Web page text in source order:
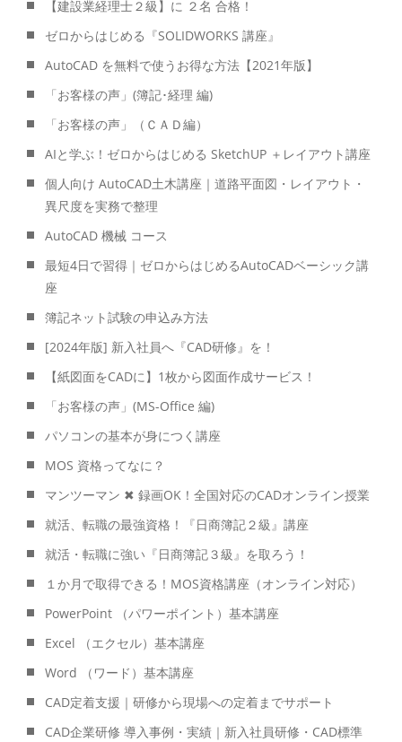
【建設業経理士２級】に ２名 合格！
ゼロからはじめる『SOLIDWORKS 講座』
AutoCAD を無料で使うお得な方法【2021年版】
「お客様の声」(簿記･経理 編)
「お客様の声」（ＣＡＤ編）
AIと学ぶ！ゼロからはじめる SketchUP ＋レイアウト講座
個人向け AutoCAD土木講座｜道路平面図・レイアウト・
異尺度を実務で整理
AutoCAD 機械 コース
最短4日で習得｜ゼロからはじめるAutoCADベーシック講
座
簿記ネット試験の申込み方法
[2024年版] 新入社員へ『CAD研修』を！
【紙図面をCADに】1枚から図面作成サービス！
「お客様の声」(MS-Office 編)
パソコンの基本が身につく講座
MOS 資格ってなに？
マンツーマン ✖ 録画OK！全国対応のCADオンライン授業
就活、転職の最強資格！『日商簿記２級』講座
就活・転職に強い『日商簿記３級』を取ろう！
１か月で取得できる！MOS資格講座（オンライン対応）
PowerPoint （パワーポイント）基本講座
Excel （エクセル）基本講座
Word （ワード）基本講座
CAD定着支援｜研修から現場への定着までサポート
CAD企業研修 導入事例・実績｜新入社員研修・CAD標準